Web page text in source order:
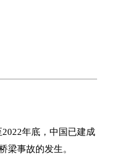
年底，中国已建成
梁事故的发生。